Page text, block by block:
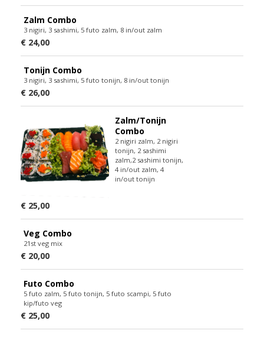
Zalm Combo
3 nigiri, 3 sashimi, 5 futo zalm, 8 in/out zalm
€ 24,00
Tonijn Combo
3 nigiri, 3 sashimi, 5 futo tonijn, 8 in/out tonijn
€ 26,00
Zalm/Tonijn
Combo
2 nigiri zalm, 2 nigiri
tonijn, 2 sashimi
zalm,2 sashimi tonijn,
4 in/out zalm, 4
in/out tonijn
€ 25,00
Veg Combo
21st veg mix
€ 20,00
Futo Combo
5 futo zalm, 5 futo tonijn, 5 futo scampi, 5 futo
kip/futo veg
€ 25,00